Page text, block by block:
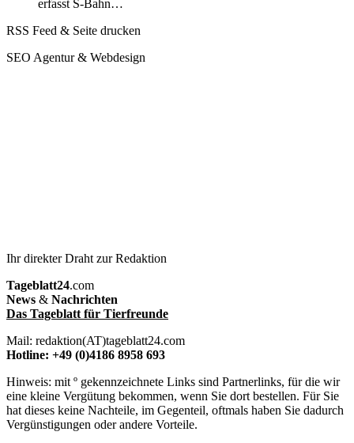
erfasst S-Bahn…
RSS Feed & Seite drucken
SEO Agentur & Webdesign
Ihr direkter Draht zur Redaktion
Tageblatt24.com
News & Nachrichten
Das Tageblatt für Tierfreunde
Mail: redaktion(AT)tageblatt24.com
Hotline: +49 (0)4186 8958 693
Hinweis: mit º gekennzeichnete Links sind Partnerlinks, für die wir
eine kleine Vergütung bekommen, wenn Sie dort bestellen. Für Sie
hat dieses keine Nachteile, im Gegenteil, oftmals haben Sie dadurch
Vergünstigungen oder andere Vorteile.